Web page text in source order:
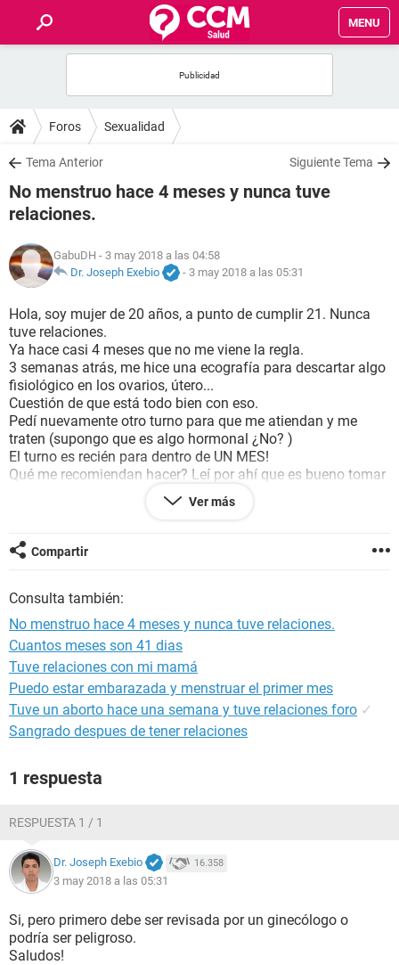
MENU
FOROS
SALUD
FAMILIA
NUTRICIÓN
SEXUALIDAD
GLOSARIO
Foros Sexualidad
Tema Anterior Siguiente Tema
No menstruo hace 4 meses y nunca tuve
relaciones.
GabuDH - 3 may 2018 a las 04:58
Dr. Joseph Exebio
- 3 may 2018 a las 05:31
Hola, soy mujer de 20 años, a punto de cumplir 21. Nunca
tuve relaciones.
Ya hace casi 4 meses que no me viene la regla.
3 semanas atrás, me hice una ecografía para descartar algo
fisiológico en los ovarios, útero...
Cuestión de que está todo bien con eso.
Pedí nuevamente otro turno para que me atiendan y me
traten (supongo que es algo hormonal ¿No? )
El turno es recién para dentro de UN MES!
Qué me recomiendan hacer? Leí por ahí que es bueno tomar
pastillas anticonceptivas para que me venga el periodo y
Ver más
Compartir
Consulta también:
No menstruo hace 4 meses y nunca tuve relaciones.
Cuantos meses son 41 dias
Tuve relaciones con mi mamá
Puedo estar embarazada y menstruar el primer mes
Tuve un aborto hace una semana y tuve relaciones foro ✓
Sangrado despues de tener relaciones
1 respuesta
RESPUESTA 1 / 1
Dr. Joseph Exebio 16.358
3 may 2018 a las 05:31
Si, pero primero debe ser revisada por un ginecólogo o
podría ser peligroso.
Saludos!